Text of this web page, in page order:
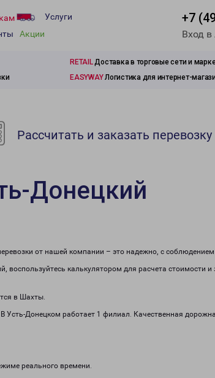
Услуги
Акции
+7
Вход
RETAILДоставка в торговые сети и
EASYWAYЛогистика для интернет-
Рассчитать и заказать перевозку
Донецкий
от нашей компании – это надежно, с
воспользуйтесь калькулятором для расчета стоимости
в Шахты.
Донецком работает 1 филиал. Качественная
реального времени.